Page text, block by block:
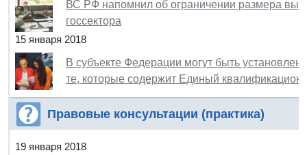
ВС РФ напомнил об ограничении размера
госсектора
15 января 2018
В субъекте Федерации могут быть
те, которые содержит Единый
Правовые консультации (практика)
19 января 2018